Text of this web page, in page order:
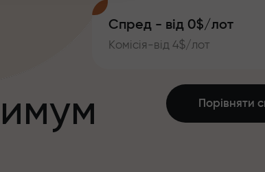
Спред - від 0$/лот
Комісія-від 4$/лот
Порівняти